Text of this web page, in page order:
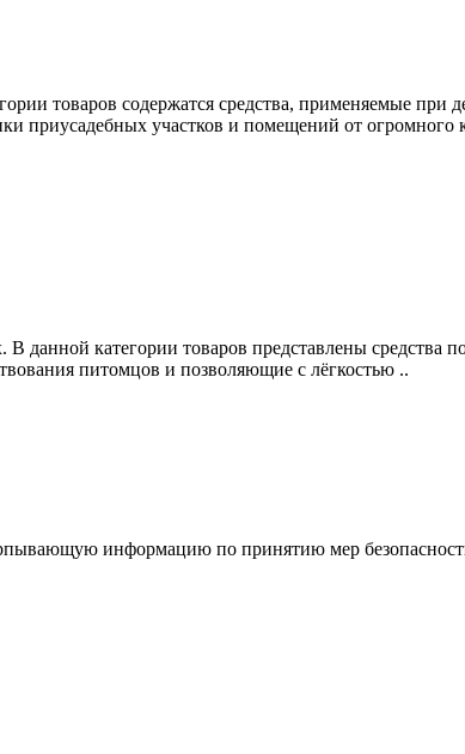
товаров содержатся средства, применяемые при
приусадебных участков и помещений от огромного
данной категории товаров представлены средства
питомцов и позволяющие с лёгкостью ..
информацию по принятию мер